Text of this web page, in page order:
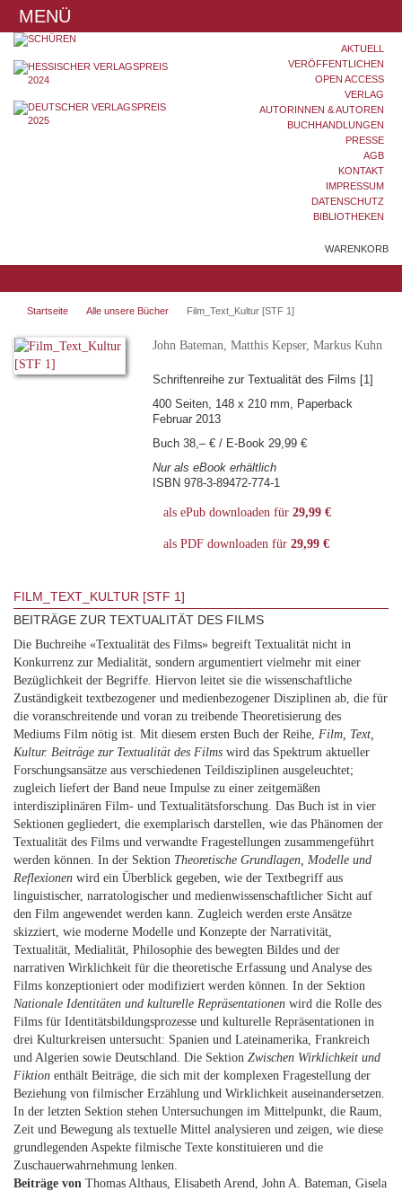
MENÜ
AKTUELL
VERÖFFENTLICHEN
OPEN ACCESS
VERLAG
AUTORINNEN & AUTOREN
BUCHHANDLUNGEN
PRESSE
AGB
KONTAKT
IMPRESSUM
DATENSCHUTZ
BIBLIOTHEKEN
WARENKORB
Startseite Alle unsere Bücher Film_Text_Kultur [STF 1]
John Bateman, Matthis Kepser, Markus Kuhn
Schriftenreihe zur Textualität des Films [1]
400 Seiten, 148 x 210 mm, Paperback
Februar 2013
Buch 38,– € / E-Book 29,99 €
Nur als eBook erhältlich
ISBN 978-3-89472-774-1
als ePub downloaden für 29,99 €
als PDF downloaden für 29,99 €
FILM_TEXT_KULTUR [STF 1]
BEITRÄGE ZUR TEXTUALITÄT DES FILMS
Die Buchreihe «Textualität des Films» begreift Textualität nicht in
Konkurrenz zur Medialität, sondern argumentiert vielmehr mit einer
Bezüglichkeit der Begriffe. Hiervon leitet sie die wissenschaftliche
Zuständigkeit textbezogener und medienbezogener Disziplinen ab, die für
die voranschreitende und voran zu treibende Theoretisierung des
Mediums Film nötig ist. Mit diesem ersten Buch der Reihe, Film, Text,
Kultur. Beiträge zur Textualität des Films wird das Spektrum aktueller
Forschungsansätze aus verschiedenen Teildisziplinen ausgeleuchtet;
zugleich liefert der Band neue Impulse zu einer zeitgemäßen
interdisziplinären Film- und Textualitätsforschung. Das Buch ist in vier
Sektionen gegliedert, die exemplarisch darstellen, wie das Phänomen der
Textualität des Films und verwandte Fragestellungen zusammengeführt
werden können. In der Sektion Theoretische Grundlagen, Modelle und
Reflexionen wird ein Überblick gegeben, wie der Textbegriff aus
linguistischer, narratologischer und medienwissenschaftlicher Sicht auf
den Film angewendet werden kann. Zugleich werden erste Ansätze
skizziert, wie moderne Modelle und Konzepte der Narrativität,
Textualität, Medialität, Philosophie des bewegten Bildes und der
narrativen Wirklichkeit für die theoretische Erfassung und Analyse des
Films konzeptioniert oder modifiziert werden können. In der Sektion
Nationale Identitäten und kulturelle Repräsentationen wird die Rolle des
Films für Identitätsbildungsprozesse und kulturelle Repräsentationen in
drei Kulturkreisen untersucht: Spanien und Lateinamerika, Frankreich
und Algerien sowie Deutschland. Die Sektion Zwischen Wirklichkeit und
Fiktion enthält Beiträge, die sich mit der komplexen Fragestellung der
Beziehung von filmischer Erzählung und Wirklichkeit auseinandersetzen.
In der letzten Sektion stehen Untersuchungen im Mittelpunkt, die Raum,
Zeit und Bewegung als textuelle Mittel analysieren und zeigen, wie diese
grundlegenden Aspekte filmische Texte konstituieren und die
Zuschauerwahrnehmung lenken.
Beiträge von Thomas Althaus, Elisabeth Arend, John A. Bateman, Gisela